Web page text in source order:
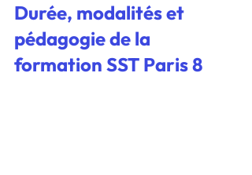
Durée, modalités et
pédagogie de la
formation SST Paris 8